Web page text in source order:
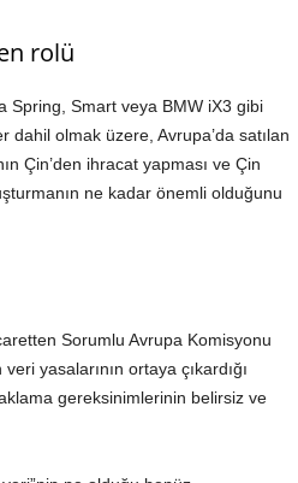
rolü
Spring, Smart veya BMW iX3 gibi
dahil olmak üzere, Avrupa’da satılan
Çin’den ihracat yapması ve Çin
ne kadar önemli olduğunu
Sorumlu Avrupa Komisyonu
yasalarının ortaya çıkardığı
gereksinimlerinin belirsiz ve